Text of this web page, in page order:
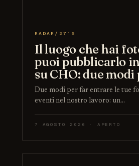
RADAR/2716
Il luogo che hai
puoi pubblicarlo
su CHO: due
Due modi per far entrare le tue
eventi nel nostro lavoro: un…
7 AGOSTO 2026 · APERTO